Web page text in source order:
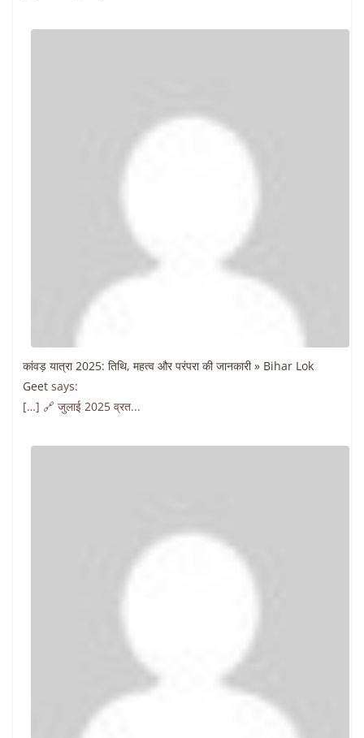
कांवड़ यात्रा 2025: तिथि, महत्व और परंपरा की जानकारी » Bihar Lok
Geet says:
[…] 🔗 जुलाई 2025 व्रत...